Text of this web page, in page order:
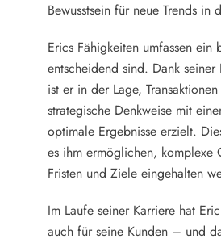
Bewusstsein für neue Trends
Erics Fähigkeiten umfassen
entscheidend sind. Dank seiner
ist er in der Lage,
strategische Denkweise mit
optimale Ergebnisse erzielt.
es ihm ermöglichen, komplexe
Fristen und Ziele eingehalten
Im Laufe seiner Karriere hat
auch für seine Kunden – und